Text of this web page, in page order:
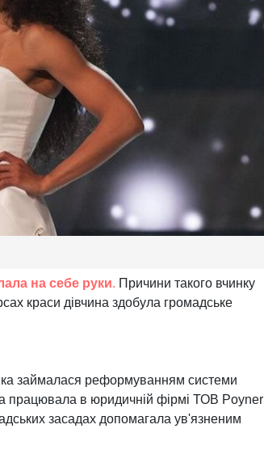
на себе руки. Причини такого вчинку
краси дівчина здобула громадське
займалася реформуванням системи
працювала в юридичній фірмі ТОВ Poyner
засадах допомагала ув'язненим